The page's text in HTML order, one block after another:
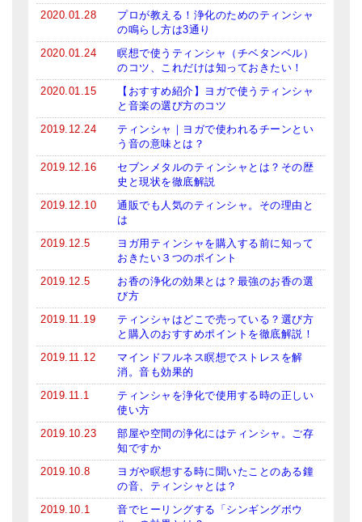
2020.01.28
プロが教える！浄化のためのティンシャ
の鳴らし方は3通り
2020.01.24
瞑想で使うティンシャ（チベタンベル）
のコツ、これだけは知っておきたい！
2020.01.15
【おすすめ紹介】ヨガで使うティンシャ
と音楽の選び方のコツ
2019.12.24
ティンシャ｜ヨガで使われるチーンとい
う音の意味とは？
2019.12.16
セブンメタルのティンシャとは？その歴
史と現状を徹底解説
2019.12.10
通販でも人気のティンシャ。その理由と
は
2019.12.5
ヨガ用ティンシャを購入する前に知って
おきたい３つのポイント
2019.12.5
お香の浄化の効果とは？最強のお香の選
び方
2019.11.19
ティンシャはどこで売っている？選び方
と購入のおすすめポイントを徹底解説！
2019.11.12
マインドフルネス瞑想でストレスを解
消。音も効果的
2019.11.1
ティンシャを浄化で使用する時の正しい
使い方
2019.10.23
部屋や空間の浄化にはティンシャ。ご存
知ですか
2019.10.8
ヨガや瞑想する時に聞いたことのある鐘
の音、ティンシャとは？
2019.10.1
音でヒーリングする「シンギングボウ